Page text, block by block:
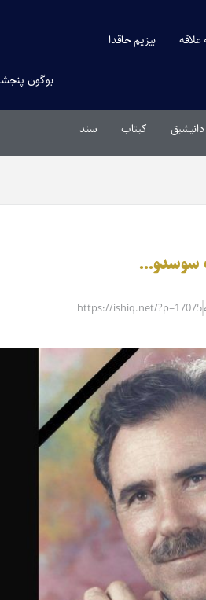
علاقه بیزیم حاقدا
بوگون پنجشنبه ۱۵
دانیشیق کیتاب سند
سوسدو…
https://ishiq.net/?p=17075